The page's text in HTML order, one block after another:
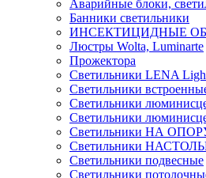
Аварийные блоки,
Банники светильники
ИНСЕКТИЦИДНЫЕ
Люстры Wolta, Luminarte
Прожектора
Светильники LENA
Светильники
Светильники
Светильники
Светильники НА
Светильники
Светильники подвесные
Светильники